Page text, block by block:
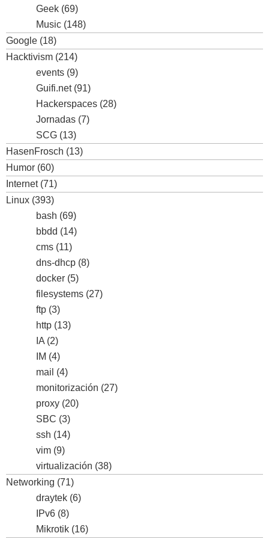
Geek (69)
Music (148)
Google (18)
Hacktivism (214)
events (9)
Guifi.net(91)
Hackerspaces (28)
Jornadas (7)
SCG (13)
HasenFrosch (13)
Humor (60)
Internet(71)
Linux (393)
bash (69)
bbdd (14)
cms (11)
dns-dhcp (8)
docker (5)
filesystems (27)
ftp (3)
http (13)
IA (2)
IM (4)
mail (4)
monitorización (27)
proxy (20)
SBC (3)
ssh (14)
vim (9)
virtualización (38)
Networking (71)
draytek (6)
IPv6 (8)
Mikrotik (16)